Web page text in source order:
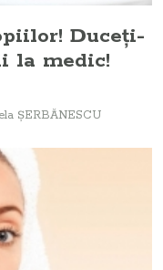
Duceți-
la medic!
ŞERBĂNESCU